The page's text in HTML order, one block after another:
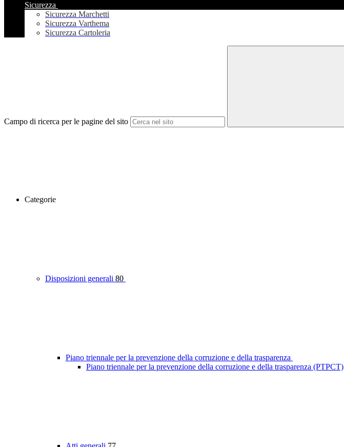
Sicurezza
Sicurezza Marchetti
Sicurezza Varthema
Sicurezza Cartoleria
Campo di ricerca per le pagine del sito
Categorie
Disposizioni generali 80
Piano triennale per la prevenzione della corruzione e della trasparenza
Piano triennale per la prevenzione della corruzione e della trasparenza (PTPCT)